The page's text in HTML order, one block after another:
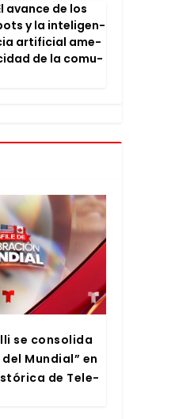
avan­ce de los
y la inte­li­gen­
arti­fi­cial ame­
de la comu­
se con­so­li­da
Mun­dial” en
de Tele­